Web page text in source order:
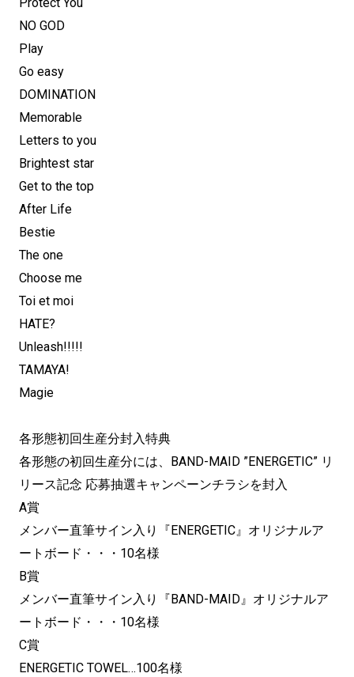
Protect You
NO GOD
Play
Go easy
DOMINATION
Memorable
Letters to you
Brightest star
Get to the top
After Life
Bestie
The one
Choose me
Toi et moi
HATE?
Unleash!!!!!
TAMAYA!
Magie
各形態初回生産分封入特典
各形態の初回生産分には、BAND-MAID ”ENERGETIC” リ
リース記念 応募抽選キャンペーンチラシを封入
A賞
メンバー直筆サイン入り『ENERGETIC』オリジナルア
ートボード・・・10名様
B賞
メンバー直筆サイン入り『BAND-MAID』オリジナルア
ートボード・・・10名様
C賞
ENERGETIC TOWEL…100名様